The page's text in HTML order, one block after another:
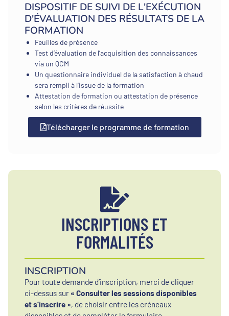
DISPOSITIF DE SUIVI DE L'EXÉCUTION
D'ÉVALUATION DES RÉSULTATS DE LA
FORMATION
Feuilles de présence
Test d’évaluation de l’acquisition des connaissances
via un QCM
Un questionnaire individuel de la satisfaction à chaud
sera rempli à l’issue de la formation
Attestation de formation ou attestation de présence
selon les critères de réussite
Télécharger le programme de formation
INSCRIPTIONS ET
FORMALITÉS
INSCRIPTION
Pour toute demande d’inscription, merci de cliquer
ci-dessus sur « Consulter les sessions disponibles
et s’inscrire », de choisir entre les créneaux